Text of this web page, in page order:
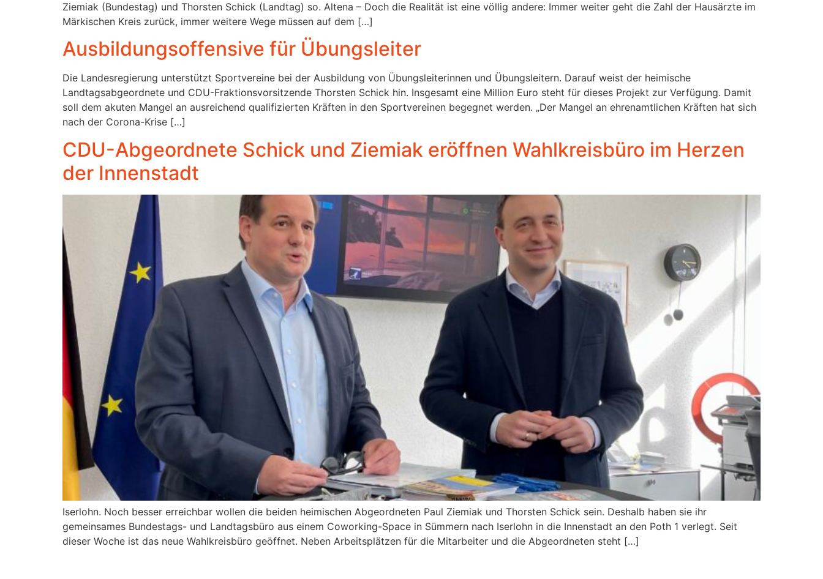
Ziemiak (Bundestag) und Thorsten Schick (Landtag) so. Altena – Doch die Realität ist eine völlig andere: Immer weiter geht die Zahl der Hausärzte im
Märkischen Kreis zurück, immer weitere Wege müssen auf dem […]
Ausbildungsoffensive für Übungsleiter
Die Landesregierung unterstützt Sportvereine bei der Ausbildung von Übungsleiterinnen und Übungsleitern. Darauf weist der heimische
Landtagsabgeordnete und CDU-Fraktionsvorsitzende Thorsten Schick hin. Insgesamt eine Million Euro steht für dieses Projekt zur Verfügung. Damit
soll dem akuten Mangel an ausreichend qualifizierten Kräften in den Sportvereinen begegnet werden. „Der Mangel an ehrenamtlichen Kräften hat sich
nach der Corona-Krise […]
CDU-Abgeordnete Schick und Ziemiak eröffnen Wahlkreisbüro im Herzen
der Innenstadt
Iserlohn. Noch besser erreichbar wollen die beiden heimischen Abgeordneten Paul Ziemiak und Thorsten Schick sein. Deshalb haben sie ihr
gemeinsames Bundestags- und Landtagsbüro aus einem Coworking-Space in Sümmern nach Iserlohn in die Innenstadt an den Poth 1 verlegt. Seit
dieser Woche ist das neue Wahlkreisbüro geöffnet. Neben Arbeitsplätzen für die Mitarbeiter und die Abgeordneten steht […]